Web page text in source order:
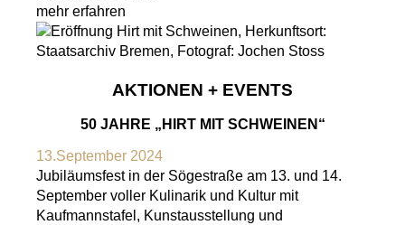
mehr erfahren
AKTIONEN + EVENTS
50 JAHRE „HIRT MIT SCHWEINEN“
13.September 2024
Jubiläumsfest in der Sögestraße am 13. und 14.
September voller Kulinarik und Kultur mit
Kaufmannstafel, Kunstausstellung und